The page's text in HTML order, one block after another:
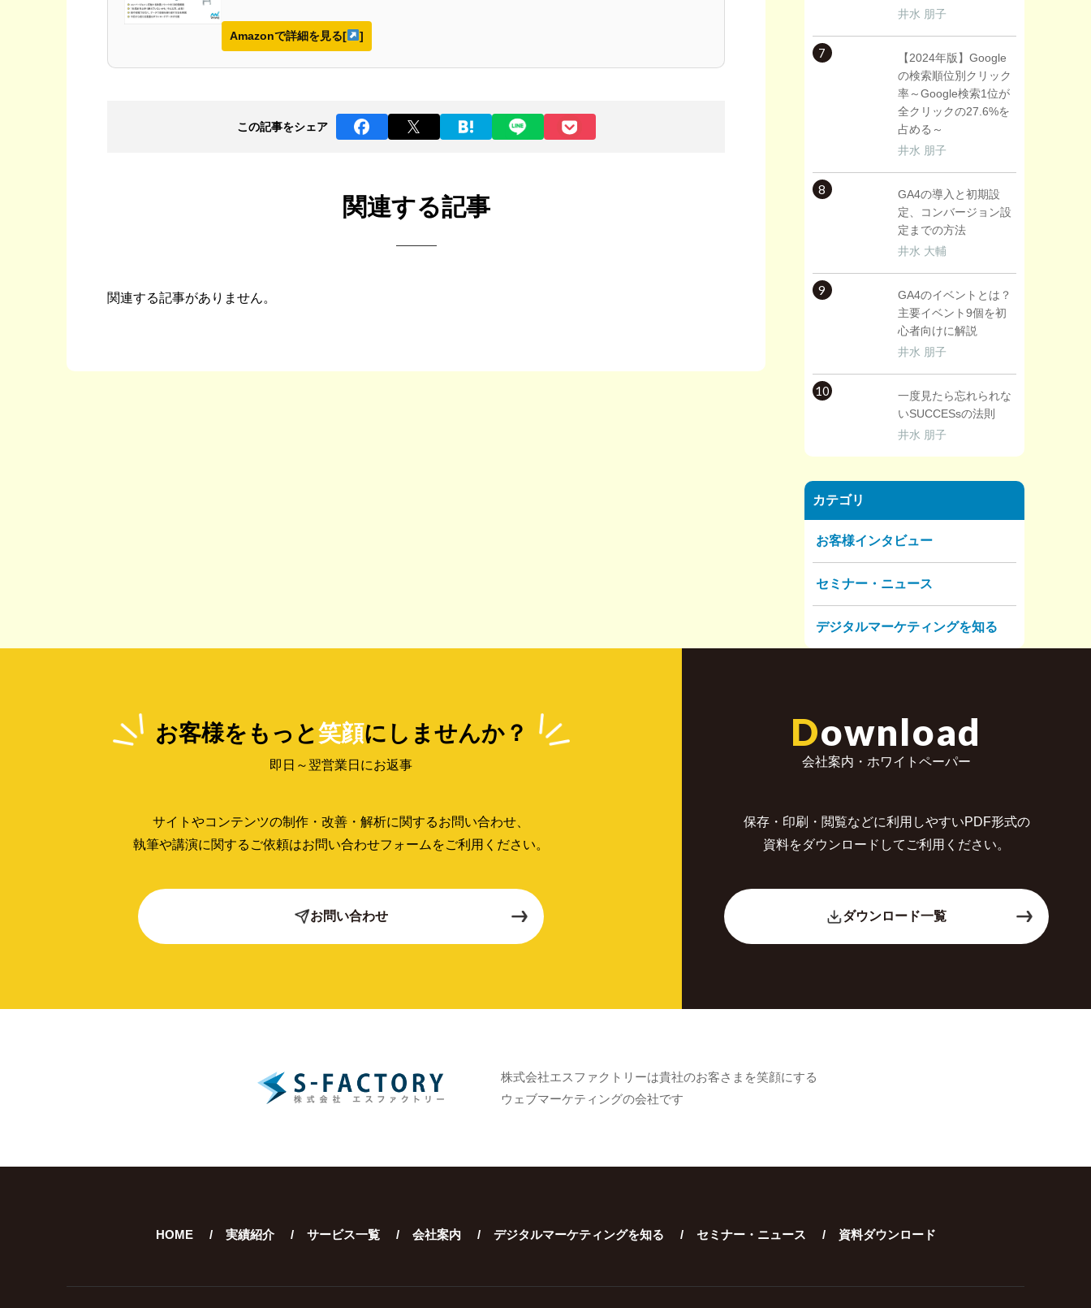
Amazonで詳細を見る[ ]
この記事をシェア
関連する記事
関連する記事がありません。
井水 朋子
7
【2024年版】Google
の検索順位別クリック
率～Google検索1位が
全クリックの27.6%を
占める～
井水 朋子
8
GA4の導入と初期設
定、コンバージョン設
定までの方法
井水 大輔
9
GA4のイベントとは？
主要イベント9個を初
心者向けに解説
井水 朋子
10
一度見たら忘れられな
いSUCCESsの法則
井水 朋子
カテゴリ
お客様インタビュー
セミナー・ニュース
デジタルマーケティングを知る
お客様をもっと笑顔にしませんか？
即日～翌営業日にお返事
サイトやコンテンツの制作・改善・解析に関するお問い合わせ、
執筆や講演に関するご依頼はお問い合わせフォームをご利用ください。
お問い合わせ
Download
会社案内・ホワイトペーパー
保存・印刷・閲覧などに利用しやすいPDF形式の
資料をダウンロードしてご利用ください。
ダウンロード一覧
株式会社エスファクトリーは貴社のお客さまを笑顔にする
ウェブマーケティングの会社です
HOME 実績紹介 サービス一覧 会社案内 デジタルマーケティングを知る セミナー・ニュース 資料ダウンロード